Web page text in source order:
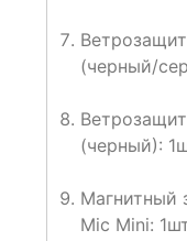
(черный/
(черный):
Магнитный
Mic Mini: